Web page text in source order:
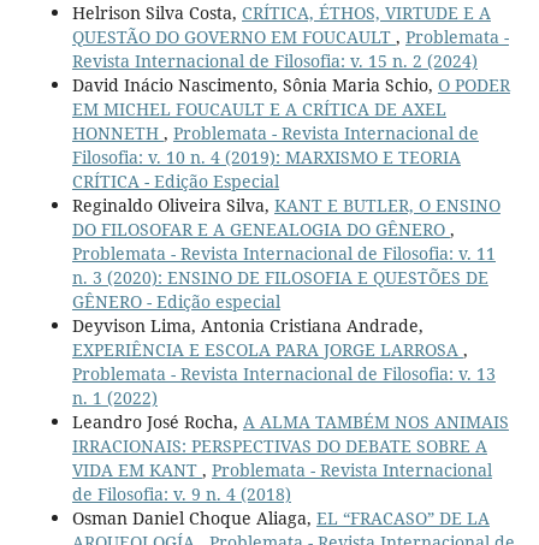
Helrison Silva Costa, CRÍTICA, ÉTHOS, VIRTUDE E A
QUESTÃO DO GOVERNO EM FOUCAULT , Problemata -
Revista Internacional de Filosofia: v. 15 n. 2 (2024)
David Inácio Nascimento, Sônia Maria Schio, O PODER
EM MICHEL FOUCAULT E A CRÍTICA DE AXEL
HONNETH , Problemata - Revista Internacional de
Filosofia: v. 10 n. 4 (2019): MARXISMO E TEORIA
CRÍTICA - Edição Especial
Reginaldo Oliveira Silva, KANT E BUTLER, O ENSINO
DO FILOSOFAR E A GENEALOGIA DO GÊNERO ,
Problemata - Revista Internacional de Filosofia: v. 11
n. 3 (2020): ENSINO DE FILOSOFIA E QUESTÕES DE
GÊNERO - Edição especial
Deyvison Lima, Antonia Cristiana Andrade,
EXPERIÊNCIA E ESCOLA PARA JORGE LARROSA ,
Problemata - Revista Internacional de Filosofia: v. 13
n. 1 (2022)
Leandro José Rocha, A ALMA TAMBÉM NOS ANIMAIS
IRRACIONAIS: PERSPECTIVAS DO DEBATE SOBRE A
VIDA EM KANT , Problemata - Revista Internacional
de Filosofia: v. 9 n. 4 (2018)
Osman Daniel Choque Aliaga, EL “FRACASO” DE LA